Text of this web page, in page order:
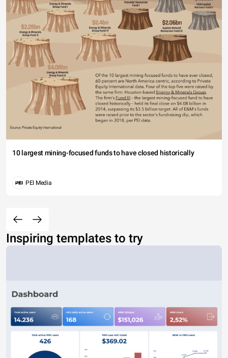
10 largest mining-focused funds to have closed historically
PEI Media
Inspiring templates to try